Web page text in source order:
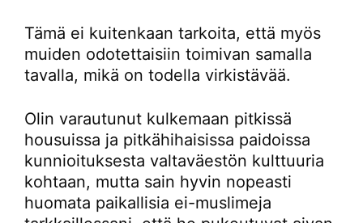
Tämä ei kuitenkaan tarkoita, että myös
muiden odotettaisiin toimivan samalla
tavalla, mikä on todella virkistävää.
Olin varautunut kulkemaan pitkissä
housuissa ja pitkähihaisissa paidoissa
kunnioituksesta valtaväestön kulttuuria
kohtaan, mutta sain hyvin nopeasti
huomata paikallisia ei-muslimeja